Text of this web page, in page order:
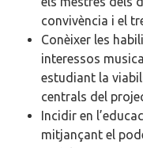
convivència i el
Conèixer les
interessos
estudiant la
centrals del
Incidir en
mitjançant el